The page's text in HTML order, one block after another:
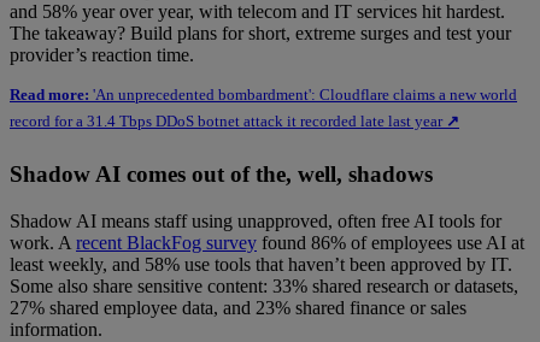
and 58% year over year, with telecom and IT services hit hardest.
The takeaway? Build plans for short, extreme surges and test your
provider’s reaction time.
Read more: 'An unprecedented bombardment': Cloudflare claims a new world
record for a 31.4 Tbps DDoS botnet attack it recorded late last year ↗
Shadow AI comes out of the, well, shadows
Shadow AI means staff using unapproved, often free AI tools for
work. A recent BlackFog survey found 86% of employees use AI at
least weekly, and 58% use tools that haven’t been approved by IT.
Some also share sensitive content: 33% shared research or datasets,
27% shared employee data, and 23% shared finance or sales
information.